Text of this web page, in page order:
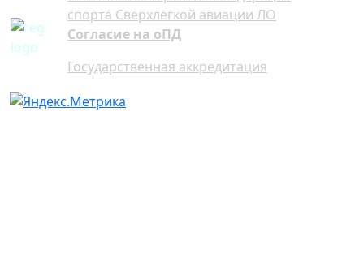
спорта Сверхлегкой авиации ЛО
Согласие на оПД
Государственная аккредитация